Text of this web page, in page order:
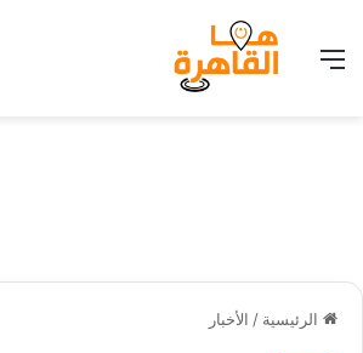
القائمة
الرئيسية / الأخبار